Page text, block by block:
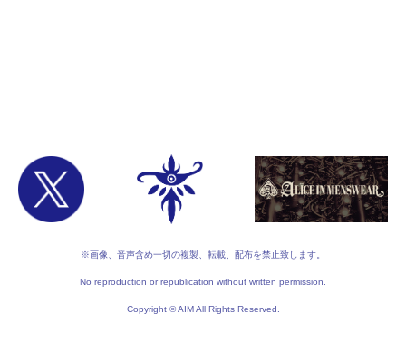
※画像、音声含め一切の複製、転載、配布を禁止致します。
No reproduction or republication without written permission.
Copyright © AIM All Rights Reserved.